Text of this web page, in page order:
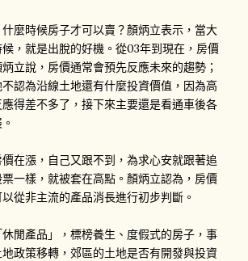
麼時候房子才可以賣？顏炳立表示，當大
，就是出脫的好機。從03年到現在，房價
立說，房價通常會預先反應未來的趨勢；
認為沿線土地還有什麼投資價值，因為高
得差不多了，接下來主要還是看通車後各
在漲，自己又跟不到，為求心安就跟著追
一樣，就被套在高點。顏炳立認為，房價
從非主流的產品消長進行初步判斷。
閒產品」，標榜養生、度假式的房子，事
政策移轉，郊區的土地是否有開發與投資